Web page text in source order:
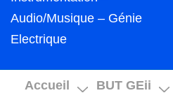
Audio/Musique – Génie
Electrique
Main
Accueil BUT GEii